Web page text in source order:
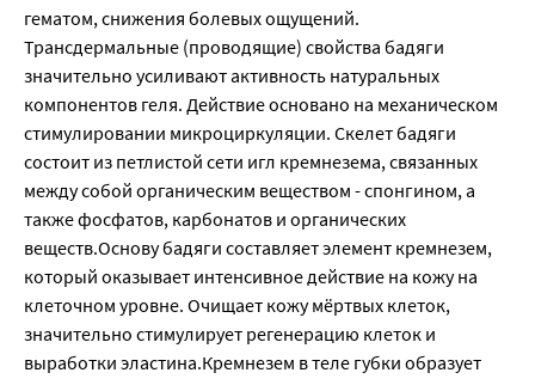
гематом, снижения болевых ощущений.
Трансдермальные (проводящие) свойства бадяги
значительно усиливают активность натуральных
компонентов геля. Действие основано на механическом
стимулировании микроциркуляции. Скелет бадяги
состоит из петлистой сети игл кремнезема, связанных
между собой органическим веществом - спонгином, а
также фосфатов, карбонатов и органических
веществ.Основу бадяги составляет элемент кремнезем,
который оказывает интенсивное действие на кожу на
клеточном уровне. Очищает кожу мёртвых клеток,
значительно стимулирует регенерацию клеток и
выработки эластина.Кремнезем в теле губки образует